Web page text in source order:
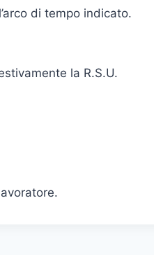
di tempo indicato.
la R.S.U.